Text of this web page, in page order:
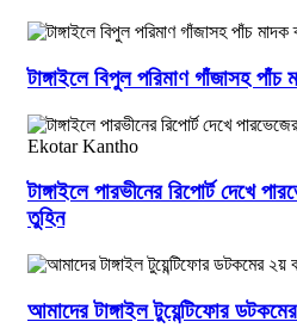
টাঙ্গাইলে বিপুল পরিমাণ গাঁজাসহ
টাঙ্গাইলে পারভীনের রিপোর্ট দেখে
তুহিন
আমাদের টাঙ্গাইল টুয়েন্টিফোর ডটকমের